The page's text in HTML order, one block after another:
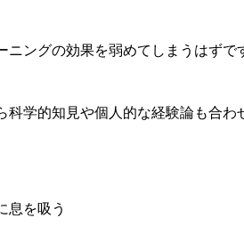
ングの効果を弱めてしまうはずで
学的知見や個人的な経験論も合わ
息を吸う